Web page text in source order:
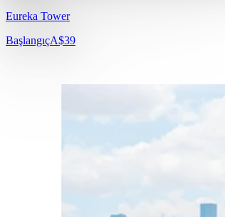
Eureka Tower
BaşlangıçA$39